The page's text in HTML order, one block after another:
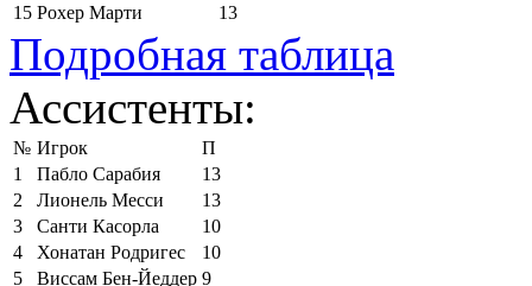
15 Рохер Марти 13
Подробная таблица
Ассистенты:
№ Игрок
П
1
Пабло Сарабия
13
2
Лионель Месси
13
3
Санти Касорла
10
4
Хонатан Родригес
10
5
Виссам Бен-Йеддер 9